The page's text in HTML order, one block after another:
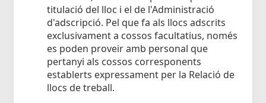
titulació del lloc i el de l'Administració
d'adscripció. Pel que fa als llocs adscrits
exclusivament a cossos facultatius, només
es poden proveir amb personal que
pertanyi als cossos corresponents
establerts expressament per la Relació de
llocs de treball.